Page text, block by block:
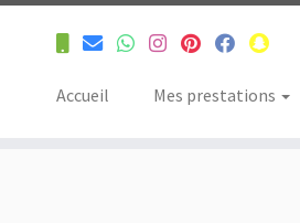
Accueil Mes prestations